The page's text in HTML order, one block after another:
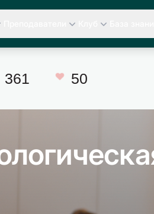
361 C 50